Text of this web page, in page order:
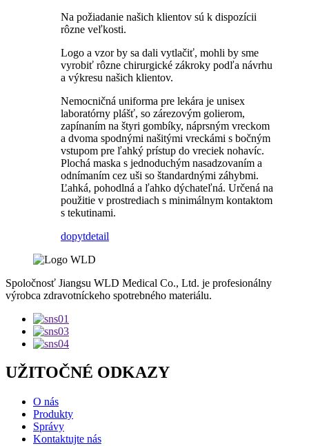
Na požiadanie našich klientov sú k dispozícii
rôzne veľkosti.
Logo a vzor by sa dali vytlačiť, mohli by sme
vyrobiť rôzne chirurgické zákroky podľa návrhu
a výkresu našich klientov.
Nemocničná uniforma pre lekára je unisex
laboratórny plášť, so zárezovým golierom,
zapínaním na štyri gombíky, náprsným vreckom
a dvoma spodnými našitými vreckámi s bočným
vstupom pre ľahký prístup do vreciek nohavíc.
Plochá maska s jednoduchým nasadzovaním a
odnímaním cez uši so štandardnými záhybmi.
Ľahká, pohodlná a ľahko dýchateľná. Určená na
použitie v prostrediach s minimálnym kontaktom
s tekutinami.
dopytdetail
Spoločnosť Jiangsu WLD Medical Co., Ltd. je profesionálny
výrobca zdravotníckeho spotrebného materiálu.
UŽITOČNÉ ODKAZY
O nás
Produkty
Správy
Kontaktujte nás